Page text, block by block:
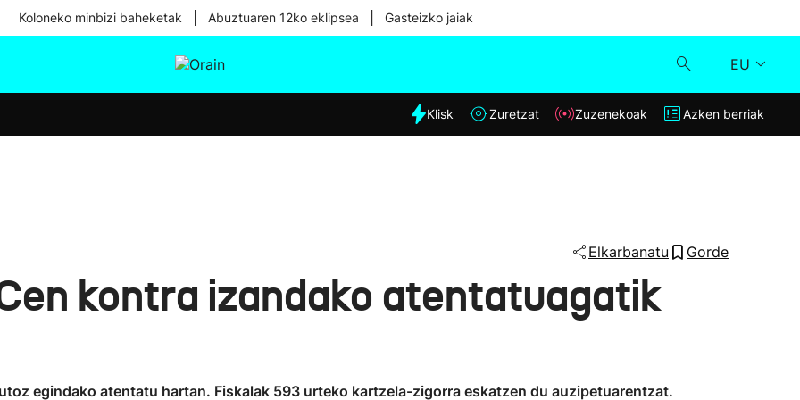
Koloneko minbizi baheketak Abuztuaren 12ko eklipsea Gasteizko jaiak
EU
Eguraldia
Klisk
Klisk Zuretzat Zuzenekoak Azken berriak
Elkarbanatu Gorde
kontra izandako atentatuagatik
egindako atentatu hartan. Fiskalak 593 urteko kartzela-zigorra eskatzen du auzipetuarentzat.